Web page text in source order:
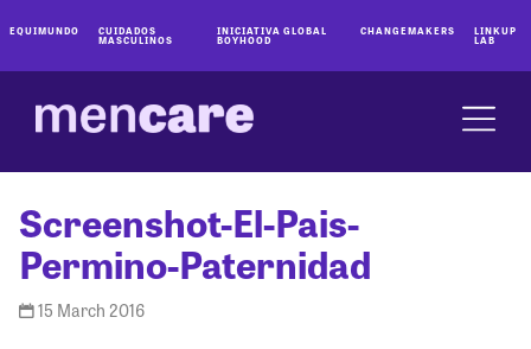
EQUIMUNDO CUIDADOS
MASCULINOS
INICIATIVA GLOBAL
BOYHOOD
CHANGEMAKERS LINKUP
LAB
Screenshot-El-Pais-
Permino-Paternidad
15 March 2016